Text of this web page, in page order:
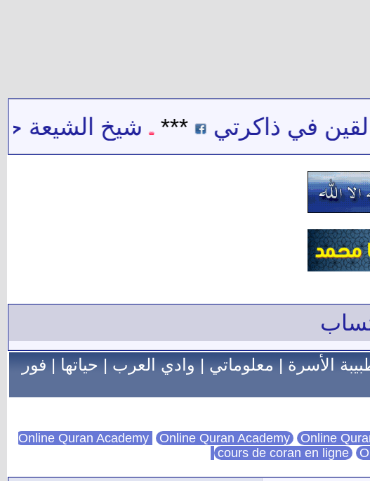
في ذاكرتي *** شيخ الشيعة
الأسرة|معلوماتي|وادي العرب|حياتها|فور
Online Quran Academy Online
cours de coran en ligne